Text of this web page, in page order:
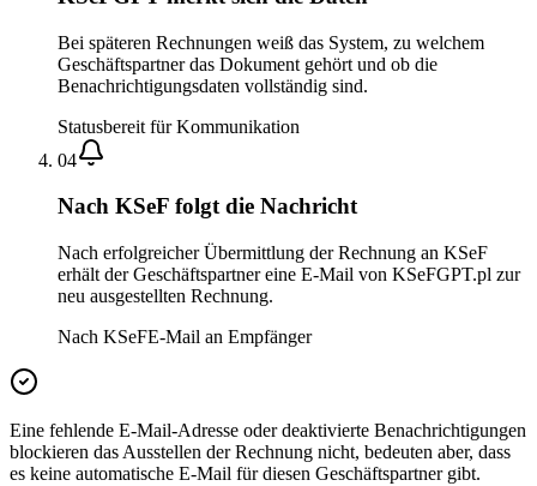
Bei späteren Rechnungen weiß das System, zu welchem
Geschäftspartner das Dokument gehört und ob die
Benachrichtigungsdaten vollständig sind.
Statusbereit für Kommunikation
04
Nach KSeF folgt die Nachricht
Nach erfolgreicher Übermittlung der Rechnung an KSeF
erhält der Geschäftspartner eine E-Mail von KSeFGPT.pl zur
neu ausgestellten Rechnung.
Nach KSeFE-Mail an Empfänger
Eine fehlende E-Mail-Adresse oder deaktivierte Benachrichtigungen
blockieren das Ausstellen der Rechnung nicht, bedeuten aber, dass
es keine automatische E-Mail für diesen Geschäftspartner gibt.